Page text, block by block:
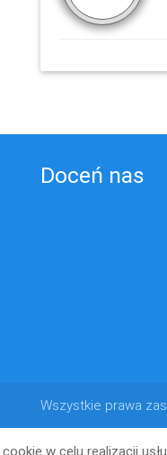
Doceń nas
Wszystkie prawa
w celu realizacji